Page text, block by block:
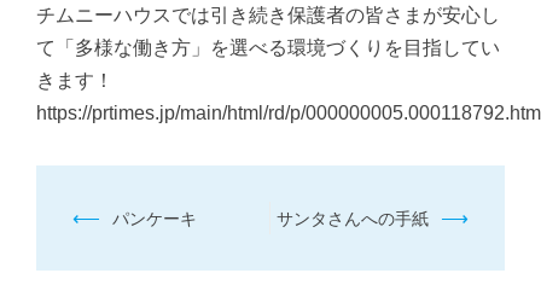
チムニーハウスでは引き続き保護者の皆さまが安心し
て「多様な働き方」を選べる環境づくりを目指してい
きます！
https://prtimes.jp/main/html/rd/p/
投
⟵ パンケーキ サンタさんへの手紙 ⟶